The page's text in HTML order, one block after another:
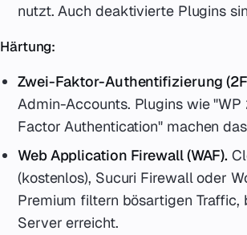
nutzt. Auch deaktivierte Plugins
Härtung:
Zwei-Faktor-Authentifizierung
Admin-Accounts. Plugins wie "WP
Factor Authentication" machen
Web Application Firewall (WAF).
(kostenlos), Sucuri Firewall oder
Premium filtern bösartigen Traffic,
Server erreicht.